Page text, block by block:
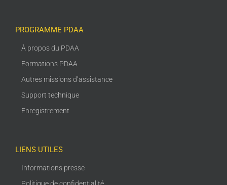
PROGRAMME PDAA
À propos du PDAA
Formations PDAA
Autres missions d’assistance
Support technique
Enregistrement
LIENS UTILES
Informations presse
Politique de confidentialité